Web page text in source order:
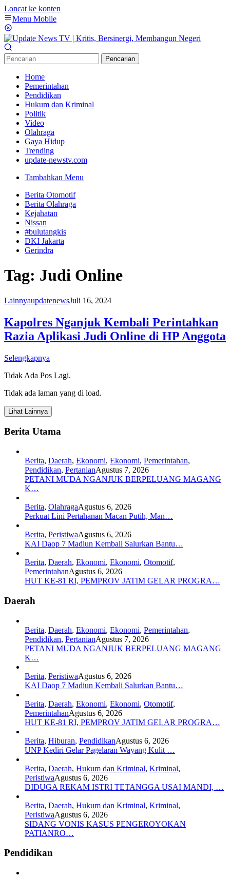
Loncat ke konten
Menu Mobile
Pencarian
Home
Pemerintahan
Pendidikan
Hukum dan Kriminal
Politik
Video
Olahraga
Gaya Hidup
Trending
update-newstv.com
Tambahkan Menu
Berita Otomotif
Berita Olahraga
Kejahatan
Nissan
#bulutangkis
DKI Jakarta
Gerindra
Tag: Judi Online
LainnyaupdatenewsJuli 16, 2024
Kapolres Nganjuk Kembali Perintahkan
Razia Aplikasi Judi Online di HP Anggota
Selengkapnya
Tidak Ada Pos Lagi.
Tidak ada laman yang di load.
Lihat Lainnya
Berita Utama
Berita, Daerah, Ekonomi, Ekonomi, Pemerintahan,
Pendidikan, PertanianAgustus 7, 2026
PETANI MUDA NGANJUK BERPELUANG MAGANG
K…
Berita, OlahragaAgustus 6, 2026
Perkuat Lini Pertahanan Macan Putih, Man…
Berita, PeristiwaAgustus 6, 2026
KAI Daop 7 Madiun Kembali Salurkan Bantu…
Berita, Daerah, Ekonomi, Ekonomi, Otomotif,
PemerintahanAgustus 6, 2026
HUT KE-81 RI, PEMPROV JATIM GELAR PROGRA…
Daerah
Berita, Daerah, Ekonomi, Ekonomi, Pemerintahan,
Pendidikan, PertanianAgustus 7, 2026
PETANI MUDA NGANJUK BERPELUANG MAGANG
K…
Berita, PeristiwaAgustus 6, 2026
KAI Daop 7 Madiun Kembali Salurkan Bantu…
Berita, Daerah, Ekonomi, Ekonomi, Otomotif,
PemerintahanAgustus 6, 2026
HUT KE-81 RI, PEMPROV JATIM GELAR PROGRA…
Berita, Hiburan, PendidikanAgustus 6, 2026
UNP Kediri Gelar Pagelaran Wayang Kulit …
Berita, Daerah, Hukum dan Kriminal, Kriminal,
PeristiwaAgustus 6, 2026
DIDUGA REKAM ISTRI TETANGGA USAI MANDI, …
Berita, Daerah, Hukum dan Kriminal, Kriminal,
PeristiwaAgustus 6, 2026
SIDANG VONIS KASUS PENGEROYOKAN
PATIANRO…
Pendidikan